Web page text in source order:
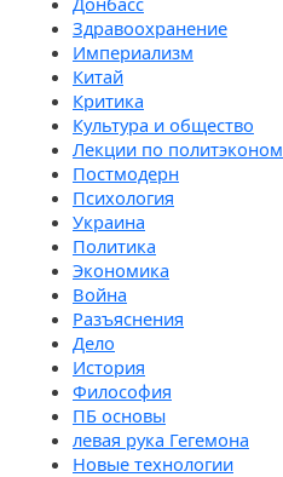
Здравоохранение
Империализм
Китай
Критика
Культура и общество
Лекции по
Постмодерн
Психология
Украина
Политика
Экономика
Война
Разъяснения
Дело
История
Философия
ПБ основы
левая рука Гегемона
Новые технологии